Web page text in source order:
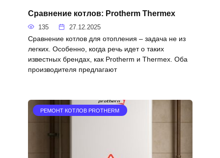
Сравнение котлов: Protherm Thermex
135 27.12.2025
Сравнение котлов для отопления – задача не из
легких. Особенно, когда речь идет о таких
известных брендах, как Protherm и Thermex. Оба
производителя предлагают
РЕМОНТ КОТЛОВ PROTHERM